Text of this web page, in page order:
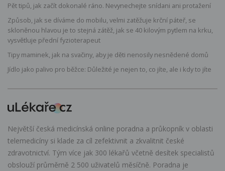
Pět tipů, jak začít dokonalé ráno. Nevynechejte snídani ani protažení
Způsob, jak se díváme do mobilu, velmi zatěžuje krční páteř, se
skloněnou hlavou je to stejná zátěž, jak se 40 kilovým pytlem na krku,
vysvětluje přední fyzioterapeut
Tipy maminek, jak na svačiny, aby je děti nenosily nesnědené domů
Jídlo jako palivo pro běžce: Důležité je nejen to, co jíte, ale i kdy to jíte
Největší česká medicínská online poradna a průkopník v oblasti
telemedicíny si klade za cíl zefektivnit a zkvalitnit české
zdravotnictví. Tým více jak 300 lékařů včetně desítek specialistů
obslouží průměrně 2 500 uživatelů měsíčně. Poradna je